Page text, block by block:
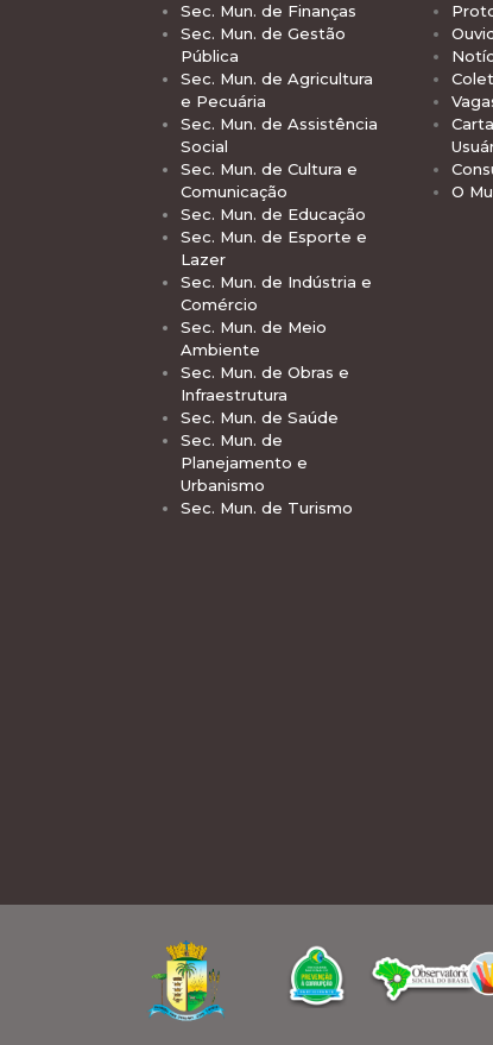
Sec. Mun. de Finanças
Sec. Mun. de Gestão
Pública
Sec. Mun. de Agricultura
e Pecuária
Sec. Mun. de Assistência
Social
Sec. Mun. de Cultura e
Comunicação
Sec. Mun. de Educação
Sec. Mun. de Esporte e
Lazer
Sec. Mun. de Indústria e
Comércio
Sec. Mun. de Meio
Ambiente
Sec. Mun. de Obras e
Infraestrutura
Sec. Mun. de Saúde
Sec. Mun. de
Planejamento e
Urbanismo
Sec. Mun. de Turismo
O